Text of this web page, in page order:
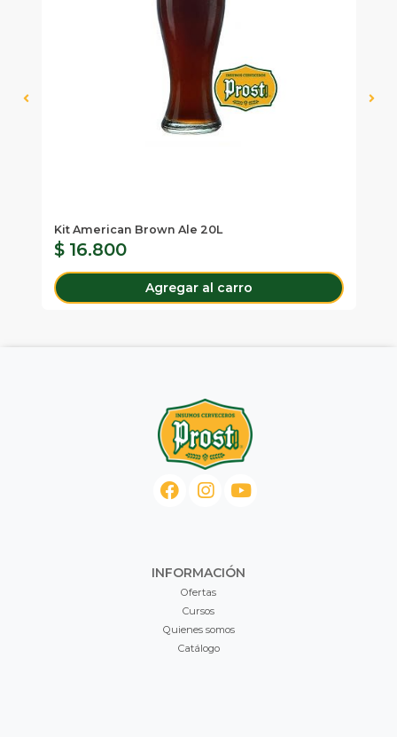
Kit American Brown Ale 20L
$ 16.800
Agregar al carro
INFORMACIÓN
Ofertas
Cursos
Quienes somos
Catálogo